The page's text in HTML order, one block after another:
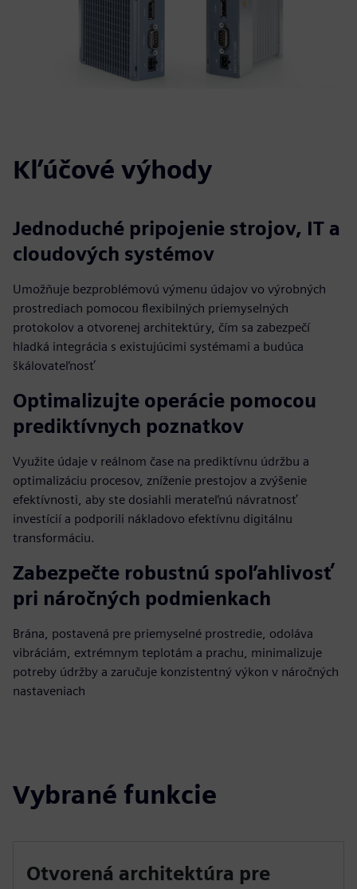
Kľúčové výhody
Jednoduché pripojenie strojov, IT a
cloudových systémov
Umožňuje bezproblémovú výmenu údajov vo výrobných
prostrediach pomocou flexibilných priemyselných
protokolov a otvorenej architektúry, čím sa zabezpečí
hladká integrácia s existujúcimi systémami a budúca
škálovateľnosť
Optimalizujte operácie pomocou
prediktívnych poznatkov
Využite údaje v reálnom čase na prediktívnu údržbu a
optimalizáciu procesov, zníženie prestojov a zvýšenie
efektívnosti, aby ste dosiahli merateľnú návratnosť
investícií a podporili nákladovo efektívnu digitálnu
transformáciu.
Zabezpečte robustnú spoľahlivosť
pri náročných podmienkach
Brána, postavená pre priemyselné prostredie, odoláva
vibráciám, extrémnym teplotám a prachu, minimalizuje
potreby údržby a zaručuje konzistentný výkon v náročných
nastaveniach
Vybrané funkcie
Otvorená architektúra pre